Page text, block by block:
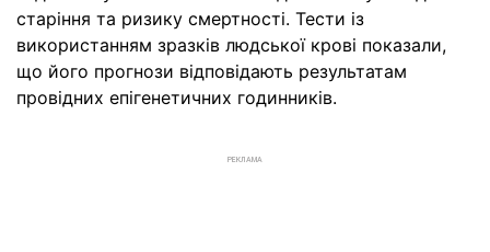
старіння та ризику смертності. Тести із
використанням зразків людської крові показали,
що його прогнози відповідають результатам
провідних епігенетичних годинників.
РЕКЛАМА